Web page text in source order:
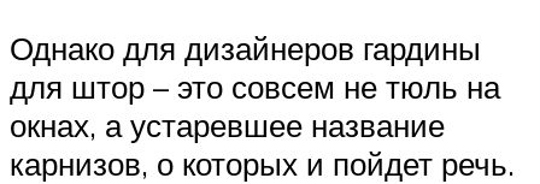
Однако для дизайнеров гардины
для штор – это совсем не тюль на
окнах, а устаревшее название
карнизов, о которых и пойдет речь.